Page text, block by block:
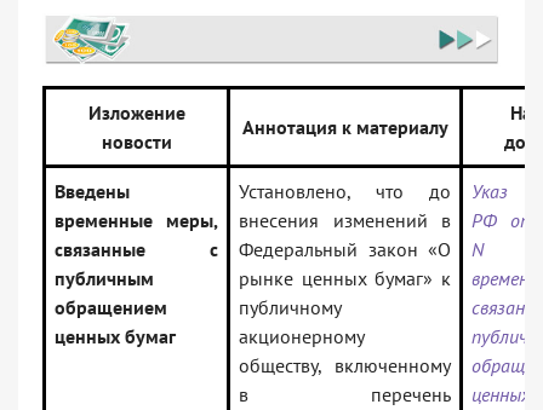
Изложение
новости
Аннотация к материалу
Введены
временные меры,
связанные с
публичным
обращением
ценных бумаг
Установлено, что до
внесения изменений в
Федеральный закон «О
рынке ценных бумаг» к
публичному
акционерному
обществу, включенному
в перечень
Указ
РФ от
N
ценных